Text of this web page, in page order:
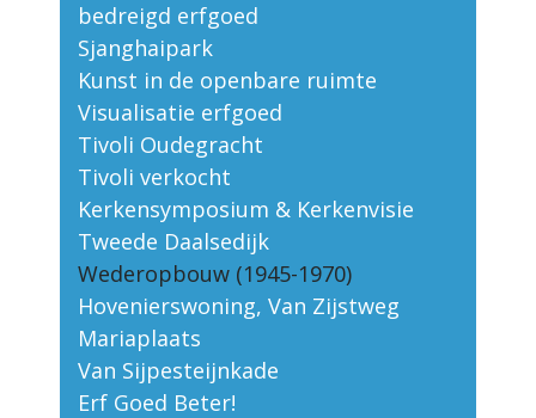
bedreigd erfgoed
Sjanghaipark
Kunst in de openbare ruimte
Visualisatie erfgoed
Tivoli Oudegracht
Tivoli verkocht
Kerkensymposium & Kerkenvisie
Tweede Daalsedijk
Wederopbouw (1945-1970)
Hovenierswoning, Van Zijstweg
Mariaplaats
Van Sijpesteijnkade
Erf Goed Beter!